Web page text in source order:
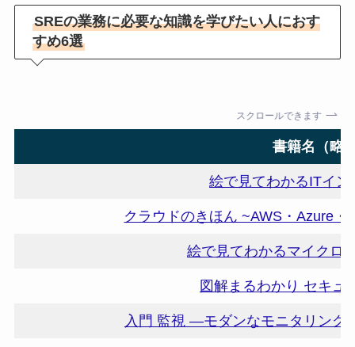
SREの業務に必要な知識を学びたい人におす
すめ6選
スクロールできます
書籍名（略
絵で見てわかるITイ
クラウドのきほん ~AWS・Azure
絵で見てわかるマイクロ
図解まるわかり セキュ
入門 監視 ―モダンなモニタリング